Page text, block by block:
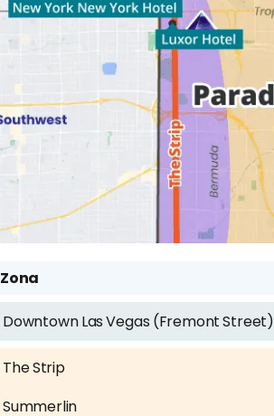
Zona
Downtown Las Vegas (Fremont Street)
The Strip
Summerlin